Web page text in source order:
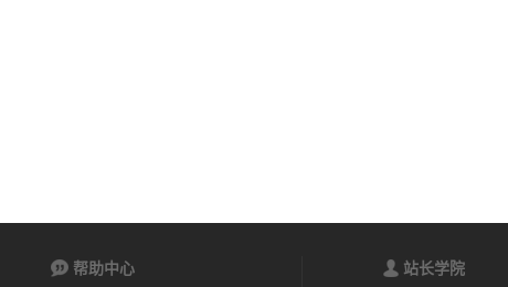
帮助中心 站长学院